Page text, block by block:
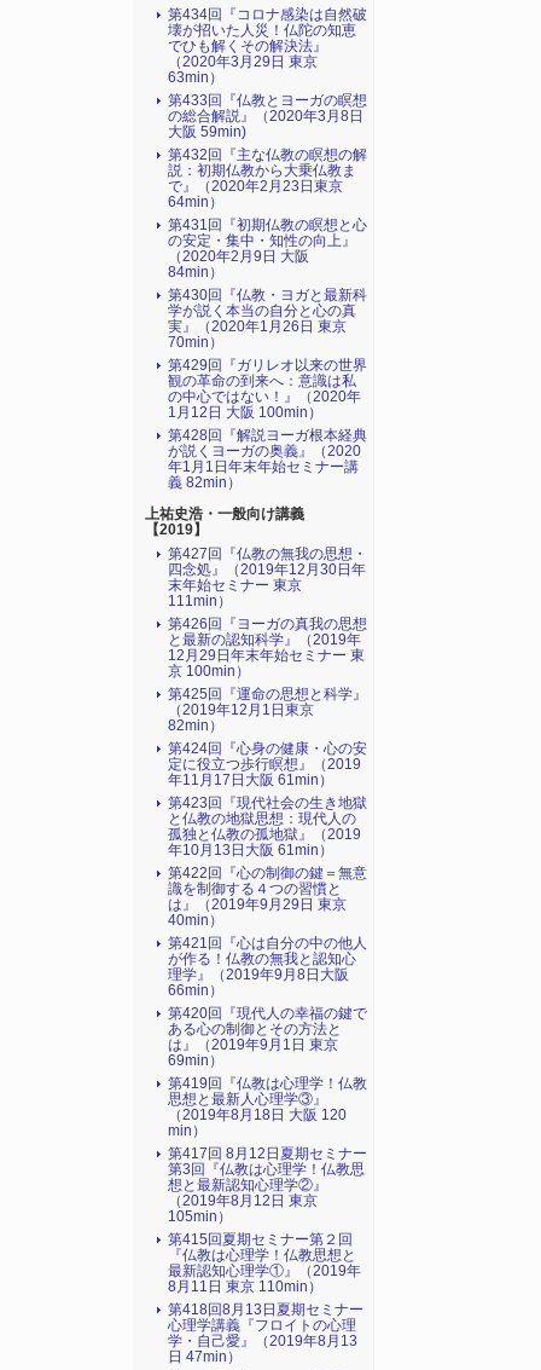
第434回『コロナ感染は自然破
壊が招いた人災！仏陀の知恵
でひも解くその解決法』
（2020年3月29日 東京
63min）
第433回『仏教とヨーガの瞑想
の総合解説』（2020年3月8日
大阪 59min)
第432回『主な仏教の瞑想の解
説：初期仏教から大乗仏教ま
で』（2020年2月23日東京
64min）
第431回『初期仏教の瞑想と心
の安定・集中・知性の向上』
（2020年2月9日 大阪
84min）
第430回『仏教・ヨガと最新科
学が説く本当の自分と心の真
実』（2020年1月26日 東京
70min）
第429回『ガリレオ以来の世界
観の革命の到来へ：意識は私
の中心ではない！』（2020年
1月12日 大阪 100min）
第428回『解説ヨーガ根本経典
が説くヨーガの奥義』（2020
年1月1日年末年始セミナー講
義 82min）
上祐史浩・一般向け講義
【2019】
第427回『仏教の無我の思想・
四念処』（2019年12月30日年
末年始セミナー 東京
111min）
第426回『ヨーガの真我の思想
と最新の認知科学』（2019年
12月29日年末年始セミナー 東
京 100min）
第425回『運命の思想と科学』
（2019年12月1日東京
82min）
第424回『心身の健康・心の安
定に役立つ歩行瞑想』（2019
年11月17日大阪 61min）
第423回『現代社会の生き地獄
と仏教の地獄思想：現代人の
孤独と仏教の孤地獄』（2019
年10月13日大阪 61min）
第422回『心の制御の鍵＝無意
識を制御する４つの習慣と
は』（2019年9月29日 東京
40min）
第421回『心は自分の中の他人
が作る！仏教の無我と認知心
理学』（2019年9月8日大阪
66min）
第420回『現代人の幸福の鍵で
ある心の制御とその方法と
は』（2019年9月1日 東京
69min）
第419回『仏教は心理学！仏教
思想と最新人心理学③』
（2019年8月18日 大阪 120
min）
第417回 8月12日夏期セミナー
第3回『仏教は心理学！仏教思
想と最新認知心理学②』
（2019年8月12日 東京
105min）
第415回夏期セミナー第２回
『仏教は心理学！仏教思想と
最新認知心理学①』（2019年
8月11日 東京 110min）
第418回8月13日夏期セミナー
心理学講義『フロイトの心理
学・自己愛』（2019年8月13
日 47min）